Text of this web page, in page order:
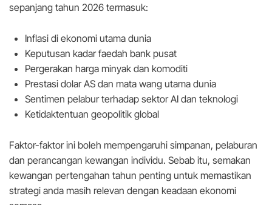
sepanjang tahun 2026 termasuk:
Inflasi di ekonomi utama dunia
Keputusan kadar faedah bank pusat
Pergerakan harga minyak dan komoditi
Prestasi dolar AS dan mata wang utama dunia
Sentimen pelabur terhadap sektor AI dan teknologi
Ketidaktentuan geopolitik global
Faktor-faktor ini boleh mempengaruhi simpanan, pelaburan
dan perancangan kewangan individu. Sebab itu, semakan
kewangan pertengahan tahun penting untuk memastikan
strategi anda masih relevan dengan keadaan ekonomi